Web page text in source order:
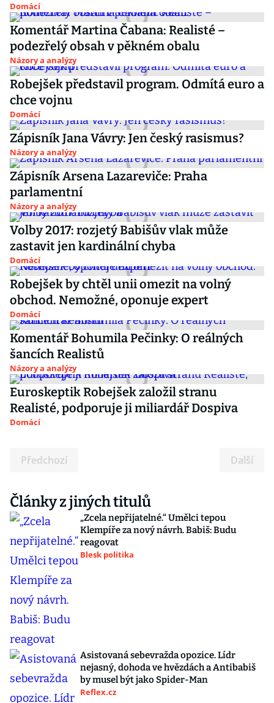
Domácí
Komentář Martina Čabana: Realisté –
podezřelý obsah v pěkném obalu
Názory a analýzy
Robejšek představil program. Odmítá euro a
chce vojnu
Domácí
Zápisník Jana Vávry: Jen český rasismus?
Názory a analýzy
Zápisník Arsena Lazareviče: Praha
parlamentní
Názory a analýzy
Volby 2017: rozjetý Babišův vlak může
zastavit jen kardinální chyba
Domácí
Robejšek by chtěl unii omezit na volný
obchod. Nemožné, oponuje expert
Domácí
Komentář Bohumila Pečinky: O reálných
šancích Realistů
Názory a analýzy
Euroskeptik Robejšek založil stranu
Realisté, podporuje ji miliardář Dospiva
Domácí
Předchozí Další
Články z jiných titulů
„Zcela nepřijatelné.“ Umělci tepou
Klempíře za nový návrh. Babiš: Budu
reagovat
Blesk politika
Asistovaná sebevražda opozice. Lídr
nejasný, dohoda ve hvězdách a Antibabiš
by musel být jako Spider-Man
Reflex.cz